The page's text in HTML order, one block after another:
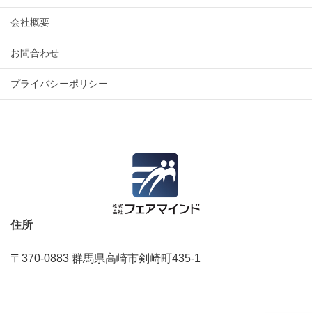
会社概要
お問合わせ
プライバシーポリシー
住所
〒370-0883 群馬県高崎市剣崎町435‐1